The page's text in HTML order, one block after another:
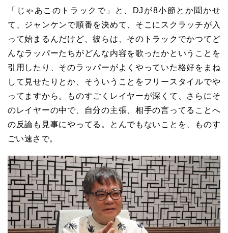
「じゃあこのトラックで」と、DJが8小節とか聞かせ
て、ジャンケンで順番を決めて、そこにスクラッチが入
って始まるんだけど、彼らは、そのトラックでかつてど
んなラッパーたちがどんな内容を歌ったかということを
引用したり、そのラッパーがよくやっていた格好をまね
して見せたりとか、そういうことをフリースタイルでや
ってますから。ものすごくレイヤーが深くて、さらにそ
のレイヤーの中で、自分の主張、相手の言ってることへ
の反論も見事にやってる。とんでもないことを、ものす
ごい速さで。